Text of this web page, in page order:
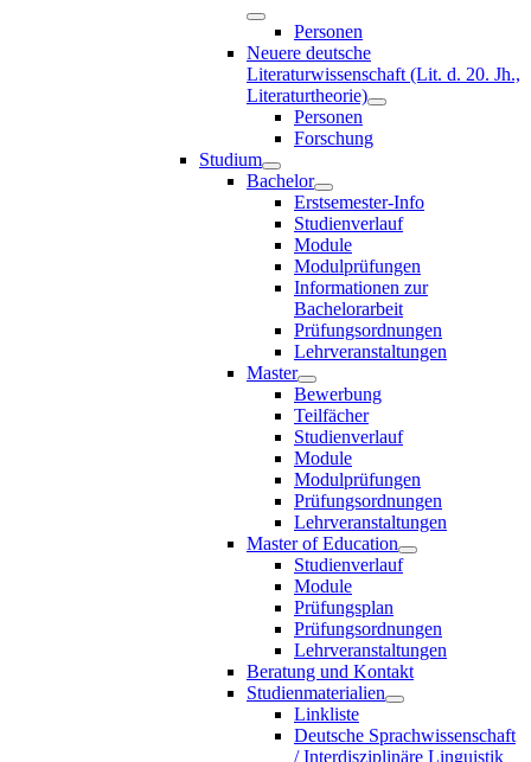
Personen
Neuere deutsche
Literaturwissenschaft (Lit. d. 20. Jh.,
Literaturtheorie)
Personen
Forschung
Studium
Bachelor
Erstsemester-Info
Studienverlauf
Module
Modulprüfungen
Informationen zur
Bachelorarbeit
Prüfungsordnungen
Lehrveranstaltungen
Master
Bewerbung
Teilfächer
Studienverlauf
Module
Modulprüfungen
Prüfungsordnungen
Lehrveranstaltungen
Master of Education
Studienverlauf
Module
Prüfungsplan
Prüfungsordnungen
Lehrveranstaltungen
Beratung und Kontakt
Studienmaterialien
Linkliste
Deutsche Sprachwissenschaft
/ Interdisziplinäre Linguistik